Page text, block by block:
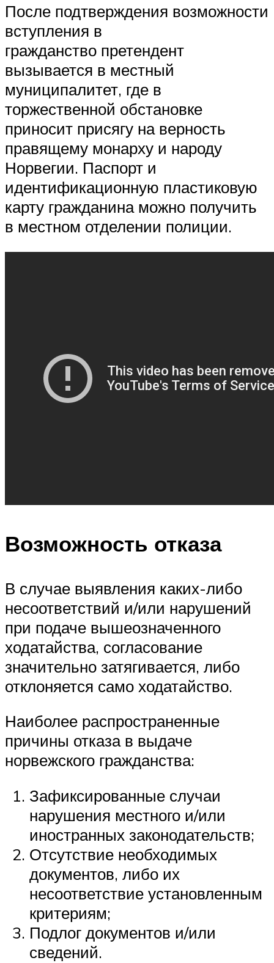
После подтверждения возможности
вступления в
гражданство претендент
вызывается в местный
муниципалитет, где в
торжественной обстановке
приносит присягу на верность
правящему монарху и народу
Норвегии. Паспорт и
идентификационную пластиковую
карту гражданина можно получить
в местном отделении полиции.
Возможность отказа
В случае выявления каких-либо
несоответствий и/или нарушений
при подаче вышеозначенного
ходатайства, согласование
значительно затягивается, либо
отклоняется само ходатайство.
Наиболее распространенные
причины отказа в выдаче
норвежского гражданства:
Зафиксированные случаи
нарушения местного и/или
иностранных законодательств;
Отсутствие необходимых
документов, либо их
несоответствие установленным
критериям;
Подлог документов и/или
сведений.